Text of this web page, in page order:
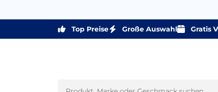
Top Preise Große Auswahl Gratis